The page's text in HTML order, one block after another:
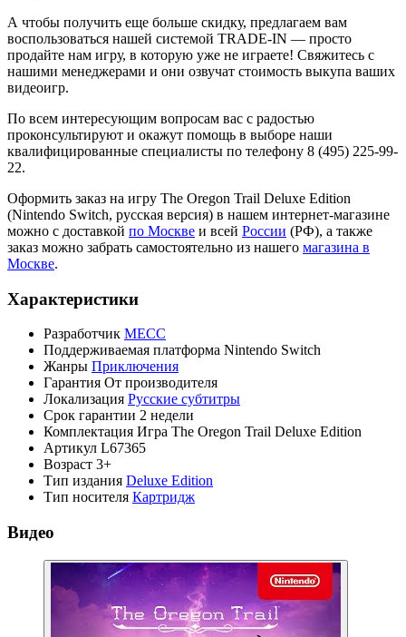
А чтобы получить еще больше скидку, предлагаем вам
воспользоваться нашей системой TRADE-IN — просто
продайте нам игру, в которую уже не играете! Свяжитесь с
нашими менеджерами и они озвучат стоимость выкупа ваших
видеоигр.
По всем интересующим вопросам вас с радостью
проконсультируют и окажут помощь в выборе наши
квалифицированные специалисты по телефону 8 (495) 225-99-
22.
Оформить заказ на игру The Oregon Trail Deluxe Edition
(Nintendo Switch, русская версия) в нашем интернет-магазине
можно с доставкой по Москве и всей России (РФ), а также
заказ можно забрать самостоятельно из нашего магазина в
Москве.
Характеристики
Разработчик MECC
Поддерживаемая платформа Nintendo Switch
Жанры Приключения
Гарантия От производителя
Локализация Русские субтитры
Срок гарантии 2 недели
Комплектация Игра The Oregon Trail Deluxe Edition
Артикул L67365
Возраст 3+
Тип издания Deluxe Edition
Тип носителя Картридж
Видео